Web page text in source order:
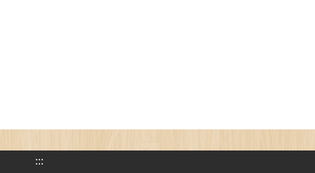
:::